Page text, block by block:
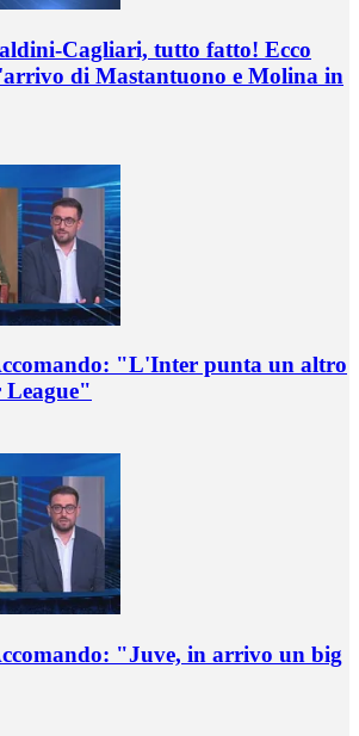
Cagliari, tutto fatto! Ecco
di Mastantuono e Molina in
"L'Inter punta un altro
League"
"Juve, in arrivo un big